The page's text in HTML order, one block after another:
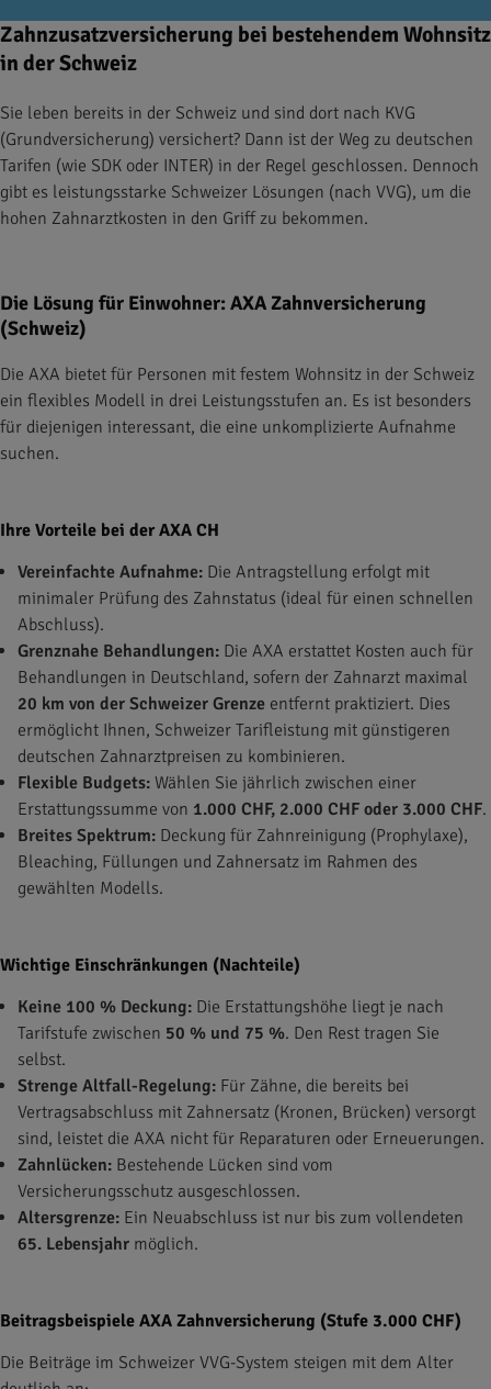
Zahnzusatzversicherung bei bestehendem Wohnsitz
in der Schweiz
Sie leben bereits in der Schweiz und sind dort nach KVG
(Grundversicherung) versichert? Dann ist der Weg zu deutschen
Tarifen (wie SDK oder INTER) in der Regel geschlossen. Dennoch
gibt es leistungsstarke Schweizer Lösungen (nach VVG), um die
hohen Zahnarztkosten in den Griff zu bekommen.
Die Lösung für Einwohner: AXA Zahnversicherung
(Schweiz)
Die AXA bietet für Personen mit festem Wohnsitz in der Schweiz
ein flexibles Modell in drei Leistungsstufen an. Es ist besonders
für diejenigen interessant, die eine unkomplizierte Aufnahme
suchen.
Ihre Vorteile bei der AXA CH
Vereinfachte Aufnahme: Die Antragstellung erfolgt mit
minimaler Prüfung des Zahnstatus (ideal für einen schnellen
Abschluss).
Grenznahe Behandlungen: Die AXA erstattet Kosten auch für
Behandlungen in Deutschland, sofern der Zahnarzt maximal
20 km von der Schweizer Grenze entfernt praktiziert. Dies
ermöglicht Ihnen, Schweizer Tarifleistung mit günstigeren
deutschen Zahnarztpreisen zu kombinieren.
Flexible Budgets: Wählen Sie jährlich zwischen einer
Erstattungssumme von 1.000 CHF, 2.000 CHF oder 3.000 CHF.
Breites Spektrum: Deckung für Zahnreinigung (Prophylaxe),
Bleaching, Füllungen und Zahnersatz im Rahmen des
gewählten Modells.
Wichtige Einschränkungen (Nachteile)
Keine 100 % Deckung: Die Erstattungshöhe liegt je nach
Tarifstufe zwischen 50 % und 75 %. Den Rest tragen Sie
selbst.
Strenge Altfall-Regelung: Für Zähne, die bereits bei
Vertragsabschluss mit Zahnersatz (Kronen, Brücken) versorgt
sind, leistet die AXA nicht für Reparaturen oder Erneuerungen.
Zahnlücken: Bestehende Lücken sind vom
Versicherungsschutz ausgeschlossen.
Altersgrenze: Ein Neuabschluss ist nur bis zum vollendeten
65. Lebensjahr möglich.
Beitragsbeispiele AXA Zahnversicherung (Stufe 3.000 CHF)
Die Beiträge im Schweizer VVG-System steigen mit dem Alter